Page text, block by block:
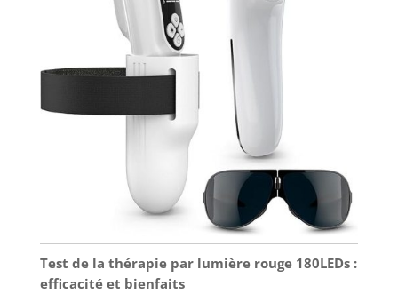
Test de la thérapie par lumière rouge 180LEDs :
efficacité et bienfaits